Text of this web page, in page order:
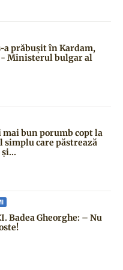
a prăbușit în Kardam,
- Ministerul bulgar al
mai bun porumb copt la
simplu care păstrează
Badea Gheorghe: – Nu